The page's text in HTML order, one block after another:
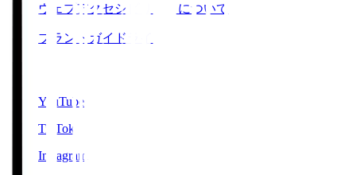
ウェブアクセシビリティについて
ブランドガイドライン
YouTube
TikTok
Instagram